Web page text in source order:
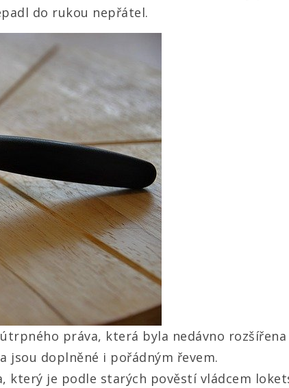
do rukou nepřátel.
práva, která byla nedávno
jsou doplněné i pořádným řevem.
je podle starých pověstí vládcem